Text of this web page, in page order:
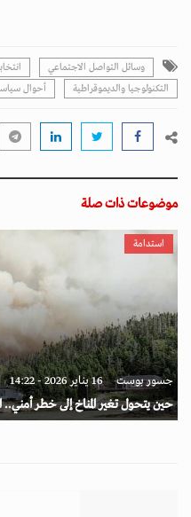
وسائل التواصل الاجتماعي
التكنولوجيا والديموقراطية
أحوال
موضوعات ذات صلة
استدامة
جسور بوست 16 يناير 2026 - 14:22
حين يتحول تغير المناخ إلى خطر أمني..